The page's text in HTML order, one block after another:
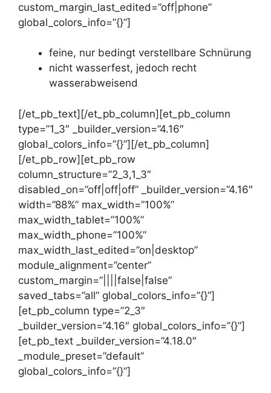
custom_margin_last_edited=”off|phone”
global_colors_info=”{}”]
feine, nur bedingt verstellbare Schnürung
nicht wasserfest, jedoch recht
wasserabweisend
[/et_pb_text][/et_pb_column][et_pb_column
type=”1_3″ _builder_version=”4.16″
global_colors_info=”{}”][/et_pb_column]
[/et_pb_row][et_pb_row
column_structure=”2_3,1_3″
disabled_on=”off|off|off” _builder_version=”4.16″
width=”88%” max_width=”100%”
max_width_tablet=”100%”
max_width_phone=”100%”
max_width_last_edited=”on|desktop”
module_alignment=”center”
custom_margin=”||||false|false”
saved_tabs=”all” global_colors_info=”{}”]
[et_pb_column type=”2_3″
_builder_version=”4.16″ global_colors_info=”{}”]
[et_pb_text _builder_version=”4.18.0″
_module_preset=”default”
global_colors_info=”{}”]